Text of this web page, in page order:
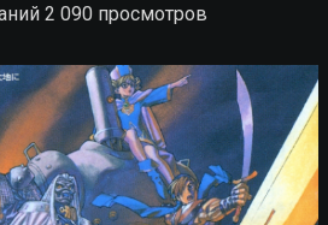
2 090 просмотров